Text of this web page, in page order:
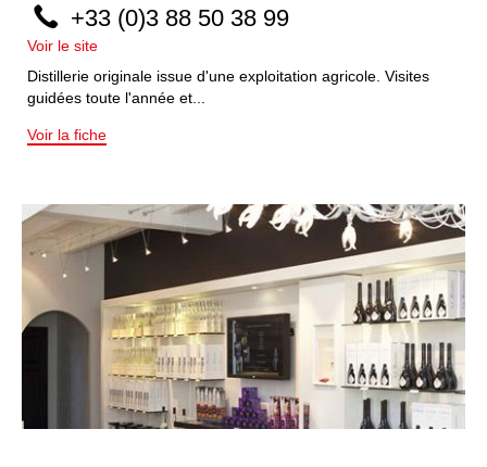
+33 (0)3 88 50 38 99
Voir le site
Distillerie originale issue d'une exploitation agricole. Visites
guidées toute l'année et...
Voir la fiche